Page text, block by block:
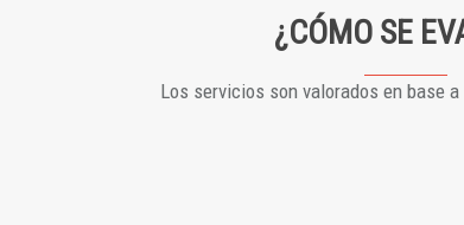
¿CÓMO SE
Los servicios son valorados en base